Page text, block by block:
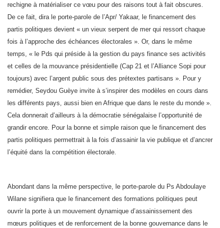
rechigne à matérialiser ce vœu pour des raisons tout à fait obscures.
De ce fait, dira le porte-parole de l’Apr/ Yakaar, le financement des
partis politiques devient « un vieux serpent de mer qui ressort chaque
fois à l’approche des échéances électorales ». Or, dans le même
temps, « le Pds qui préside à la gestion du pays finance ses activités
et celles de la mouvance présidentielle (Cap 21 et l’Alliance Sopi pour
toujours) avec l’argent public sous des prétextes partisans ». Pour y
remédier, Seydou Guèye invite à s’inspirer des modèles en cours dans
les différents pays, aussi bien en Afrique que dans le reste du monde ».
Cela donnerait d’ailleurs à la démocratie sénégalaise l’opportunité de
grandir encore. Pour la bonne et simple raison que le financement des
partis politiques permettrait à la fois d’assainir la vie publique et d’ancrer
l’équité dans la compétition électorale.
Abondant dans la même perspective, le porte-parole du Ps Abdoulaye
Wilane signifiera que le financement des formations politiques peut
ouvrir la porte à un mouvement dynamique d’assainissement des
mœurs politiques et de renforcement de la bonne gouvernance dans le